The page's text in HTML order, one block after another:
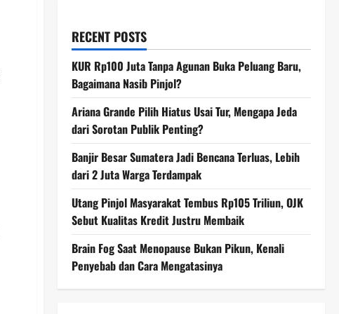
RECENT POSTS
KUR Rp100 Juta Tanpa Agunan Buka Peluang Baru,
Bagaimana Nasib Pinjol?
Ariana Grande Pilih Hiatus Usai Tur, Mengapa Jeda
dari Sorotan Publik Penting?
Banjir Besar Sumatera Jadi Bencana Terluas, Lebih
dari 2 Juta Warga Terdampak
Utang Pinjol Masyarakat Tembus Rp105 Triliun, OJK
Sebut Kualitas Kredit Justru Membaik
Brain Fog Saat Menopause Bukan Pikun, Kenali
Penyebab dan Cara Mengatasinya